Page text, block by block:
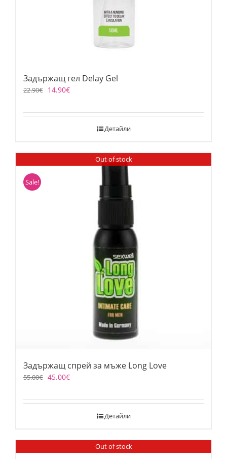
Задържащ гел Delay Gel
22.90€ 14.90€
Детайли
Out of stock
Sale!
Задържащ спрей за мъже Long Love
55.00€ 45.00€
Детайли
Out of stock